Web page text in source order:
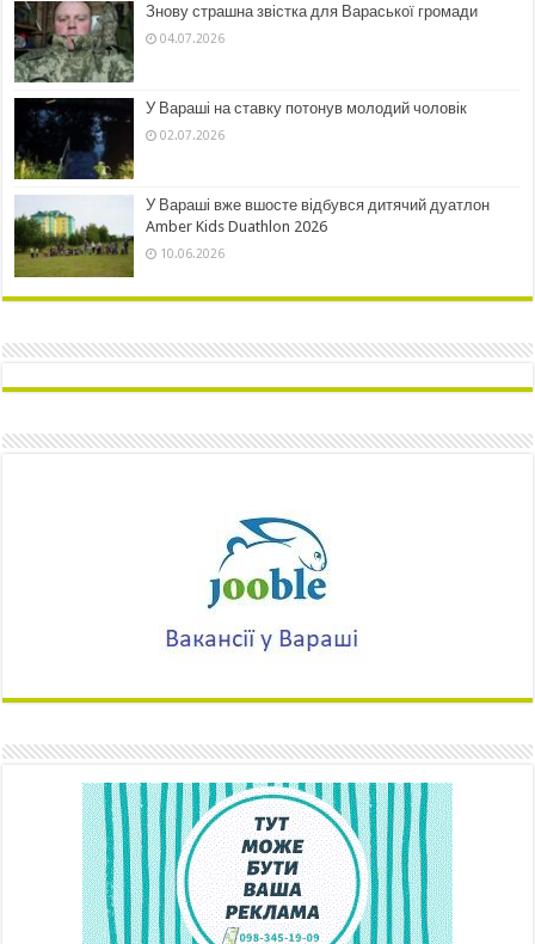
Знову страшна звістка для Вараської громади
04.07.2026
У Вараші на ставку потонув молодий чоловік
02.07.2026
У Вараші вже вшосте відбувся дитячий дуатлон
Amber Kids Duathlon 2026
10.06.2026